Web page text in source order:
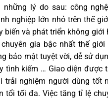
những lý do sau: công
nghiệp lớn nhỏ trên thế
biến và phát triển không giới
gia bậc nhất thế giới
bảo mật tuyệt vời, dễ sử
tình kiếm … Giao diện được
trải nghiệm người dùng tốt
tổi tối đa. Việc tăng tỉ lệ